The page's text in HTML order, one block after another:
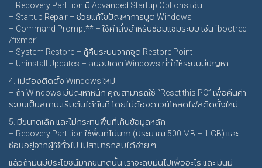
– Recovery Partition มี Advanced Startup Options เช่น:
– Startup Repair – ช่วยแก้ไขปัญหาการบูต Windows
– Command Prompt** – ใช้คำสั่งสำหรับซ่อมแซมระบบ เช่น `bootrec
/fixmbr`
– System Restore – กู้คืนระบบจากจุด Restore Point
– Uninstall Updates – ลบอัปเดต Windows ที่ทำให้ระบบมีปัญหา
4. ไม่ต้องติดตั้ง Windows ใหม่
– ถ้า Windows มีปัญหาหนัก คุณสามารถใช้ “Reset this PC” เพื่อคืนค่า
ระบบเป็นสถานะเริ่มต้นได้ทันที โดยไม่ต้องดาวน์โหลดไฟล์ติดตั้งใหม่
5. มีขนาดเล็ก และไม่กระทบพื้นที่เก็บข้อมูลหลัก
– Recovery Partition ใช้พื้นที่ไม่มาก (ประมาณ 500 MB – 1 GB) และ
ซ่อนอยู่จากผู้ใช้ทั่วไป ไม่สามารถลบได้ง่าย ๆ
แล้วถ้ามันมีประโยชน์มากขนาดนั้น เราจะลบมันไปเพื่ออะไร และ มันมี